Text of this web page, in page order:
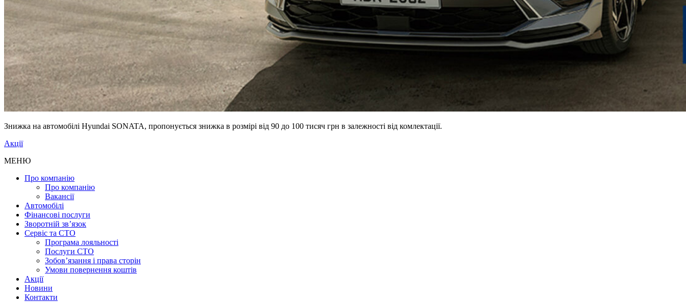
Знижка на автомобілі Hyundai SONATA, пропонується знижка в розмірі від 90 до 100 тисяч грн в залежності від комлектації.
Акції
МЕНЮ
Про компанію
Про компанію
Вакансії
Автомобілі
Фінансові послуги
Зворотній зв’язок
Cервіс та СТО
Програма лояльності
Послуги СТО
Зобов’язання і права сторін
Умови повернення коштів
Акції
Новини
Контакти